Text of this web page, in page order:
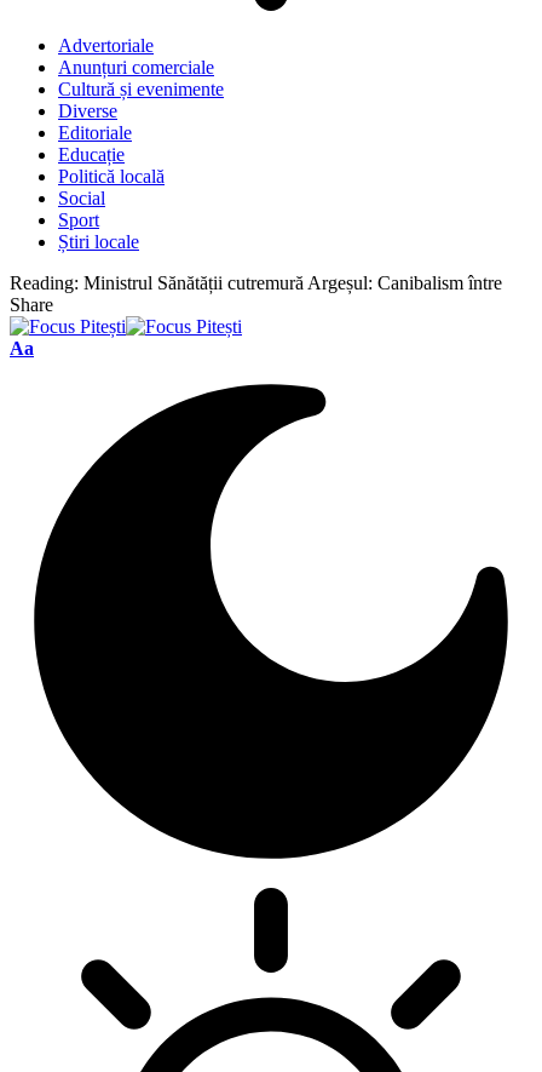
Advertoriale
Anunțuri comerciale
Cultură și evenimente
Diverse
Editoriale
Educație
Politică locală
Social
Sport
Știri locale
Reading: Ministrul Sănătății cutremură Argeșul: Canibalism între
Share
Font
Aa